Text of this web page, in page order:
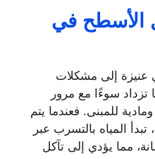
الأسطح في
إلى مشكلات
تزداد سوءًا مع مرور
للمبنى. فعندما يتم
المياه بالتسرب عبر
مما يؤدي إلى تآكل